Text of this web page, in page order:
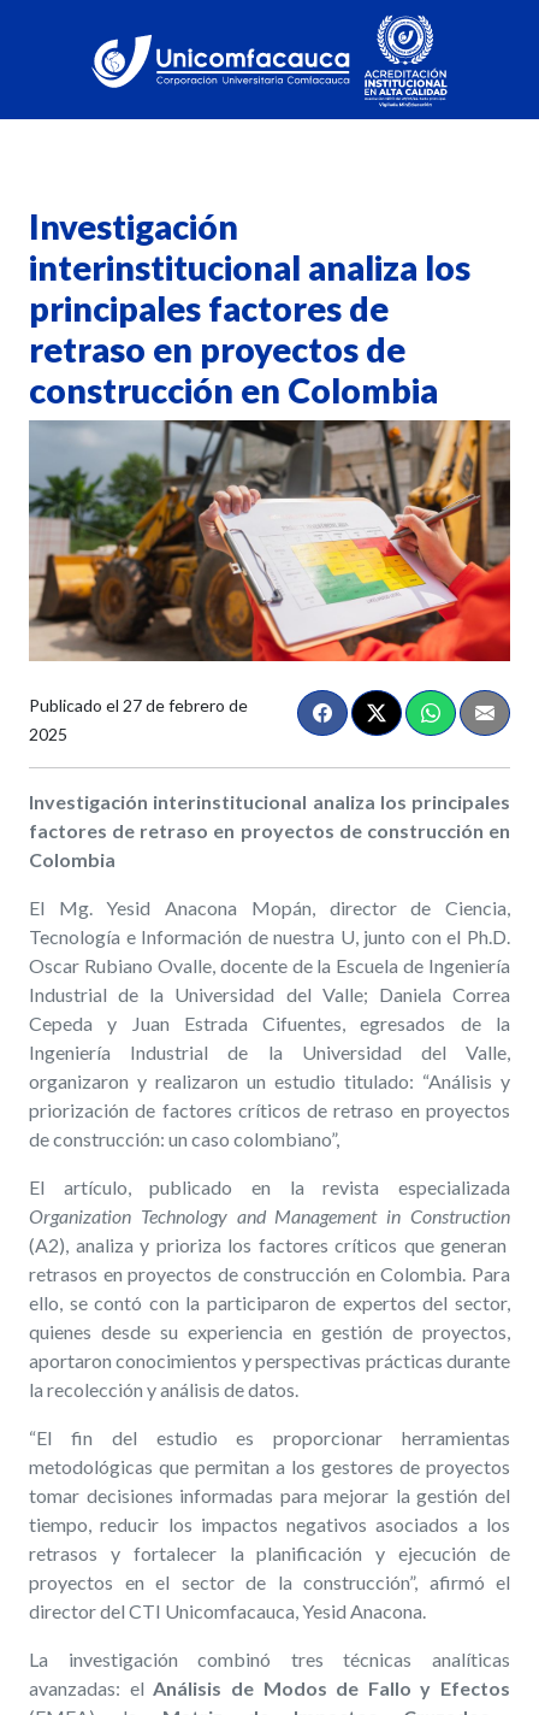
Investigación
interinstitucional analiza los
principales factores de
retraso en proyectos de
construcción en Colombia
Publicado el 27 de febrero de
2025
Investigación interinstitucional analiza los principales
factores de retraso en proyectos de construcción en
Colombia
El Mg. Yesid Anacona Mopán, director de Ciencia,
Tecnología e Información de nuestra U, junto con el Ph.D.
Oscar Rubiano Ovalle, docente de la Escuela de Ingeniería
Industrial de la Universidad del Valle; Daniela Correa
Cepeda y Juan Estrada Cifuentes, egresados de la
Ingeniería Industrial de la Universidad del Valle,
organizaron y realizaron un estudio titulado: “Análisis y
priorización de factores críticos de retraso en proyectos
de construcción: un caso colombiano”,
El artículo, publicado en la revista especializada
Organization Technology and Management in Construction
(A2), analiza y prioriza los factores críticos que generan
retrasos en proyectos de construcción en Colombia. Para
ello, se contó con la participaron de expertos del sector,
quienes desde su experiencia en gestión de proyectos,
aportaron conocimientos y perspectivas prácticas durante
la recolección y análisis de datos.
“El fin del estudio es proporcionar herramientas
metodológicas que permitan a los gestores de proyectos
tomar decisiones informadas para mejorar la gestión del
tiempo, reducir los impactos negativos asociados a los
retrasos y fortalecer la planificación y ejecución de
proyectos en el sector de la construcción”, afirmó el
director del CTI Unicomfacauca, Yesid Anacona.
La investigación combinó tres técnicas analíticas
avanzadas: el Análisis de Modos de Fallo y Efectos